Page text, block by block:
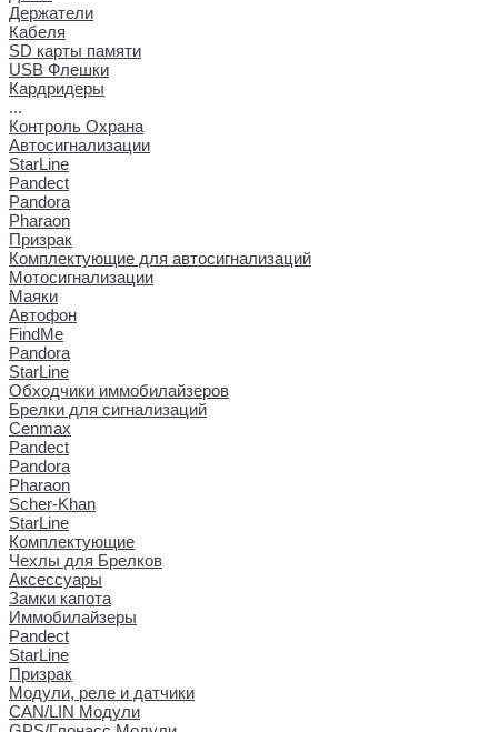
Держатели
Кабеля
SD карты памяти
USB Флешки
Кардридеры
...
Контроль Охрана
Автосигнализации
StarLine
Pandect
Pandora
Pharaon
Призрак
Комплектующие для автосигнализаций
Мотосигнализации
Маяки
Автофон
FindMe
Pandora
StarLine
Обходчики иммобилайзеров
Брелки для сигнализаций
Cenmax
Pandect
Pandora
Pharaon
Scher-Khan
StarLine
Комплектующие
Чехлы для Брелков
Аксессуары
Замки капота
Иммобилайзеры
Pandect
StarLine
Призрак
Модули, реле и датчики
CAN/LIN Модули